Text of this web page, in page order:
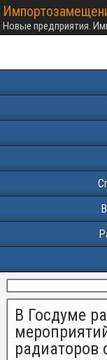
Новые предприятия.
В Госдуме
радиаторов